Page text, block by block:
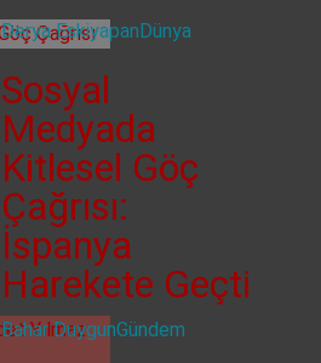
Derya EskiyapanDünya
Sosyal
Medyada
Kitlesel Göç
Çağrısı:
İspanya
Harekete Geçti
Bahar DuygunGündem